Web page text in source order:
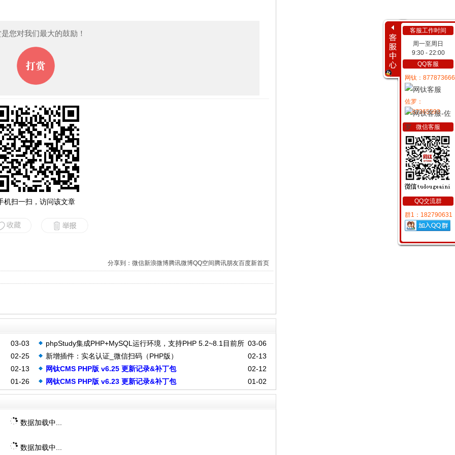
您对我们最大的鼓励！
机扫一扫，访问该文章
分享到： 微信新浪微博腾讯微博QQ空间 腾讯朋友百度新首页
03-03 03-06
phpStudy集成PHP+MySQL运行环境，支持PHP 5.2~8.1目前所
有PHP版本，适合本地测试PHP程序
02-25 02-13
新增插件：实名认证_微信扫码（PHP版）
02-13
02-12
网钛CMS PHP版 v6.25 更新记录&补丁包
01-26
01-02
网钛CMS PHP版 v6.23 更新记录&补丁包
数据加载中...
数据加载中...
客服工作时间
周一至周日
9:30 - 22:00
QQ客服
网钛：877873666
佐罗：
2487365593
微信客服
QQ交流群
群1：182790631